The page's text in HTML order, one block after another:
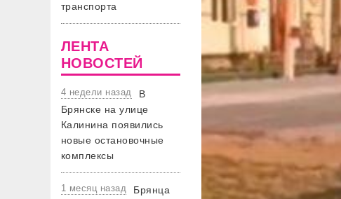
транспорта
ЛЕНТА
НОВОСТЕЙ
4 недели назад
В
Брянске на улице
Калинина появились
новые остановочные
комплексы
1 месяц назад
Брянца